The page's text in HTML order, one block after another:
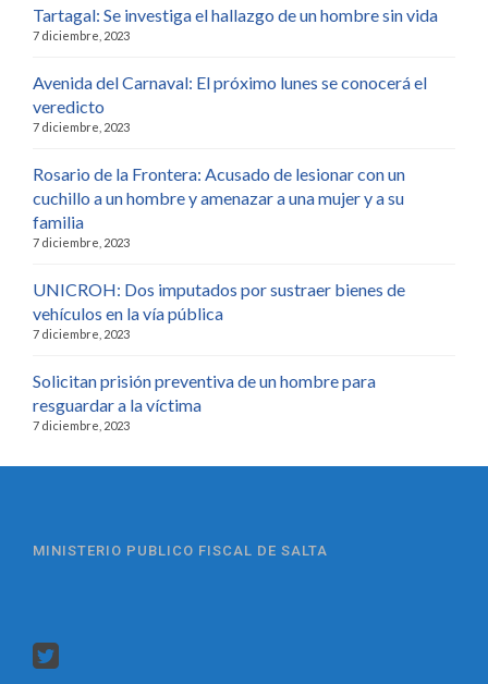
Tartagal: Se investiga el hallazgo de un hombre sin vida
7 diciembre, 2023
Avenida del Carnaval: El próximo lunes se conocerá el
veredicto
7 diciembre, 2023
Rosario de la Frontera: Acusado de lesionar con un
cuchillo a un hombre y amenazar a una mujer y a su
familia
7 diciembre, 2023
UNICROH: Dos imputados por sustraer bienes de
vehículos en la vía pública
7 diciembre, 2023
Solicitan prisión preventiva de un hombre para
resguardar a la víctima
7 diciembre, 2023
MINISTERIO PUBLICO FISCAL DE SALTA